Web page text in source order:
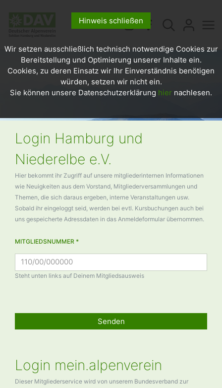
Login Hamburg und
Niederelbe e.V.
Hier bekommt ihr Zugriff auf unsere mitgliederinternen Informationen
wie Neuigkeiten aus dem Vorstand, Mitgliederversammlungen und
Themen, die sich daraus ergeben, interne Veranstaltungen usw.
Sobald ihr eingeloggt seid, werden bei evtl. Kursbuchungen auch bei
uns gespeicherte Adressdaten in das Anmeldeformular übernommen.
MITGLIEDSNUMMER *
Steht unten links auf Deinem Mitgliedsausweis
Senden
Login mein.alpenverein
Dieser Mitgliederservice wird von unserem Bundesverband zur
Hinweis schließen
Wir setzen ausschließlich technisch notwendige Cookies zur
Bereitstellung und Optimierung unserer Inhalte ein.
Cookies, zu deren Einsatz wir Ihr Einverständnis benötigen
würden, setzen wir nicht ein.
Sie können unsere Datenschutzerklärung hier nachlesen.